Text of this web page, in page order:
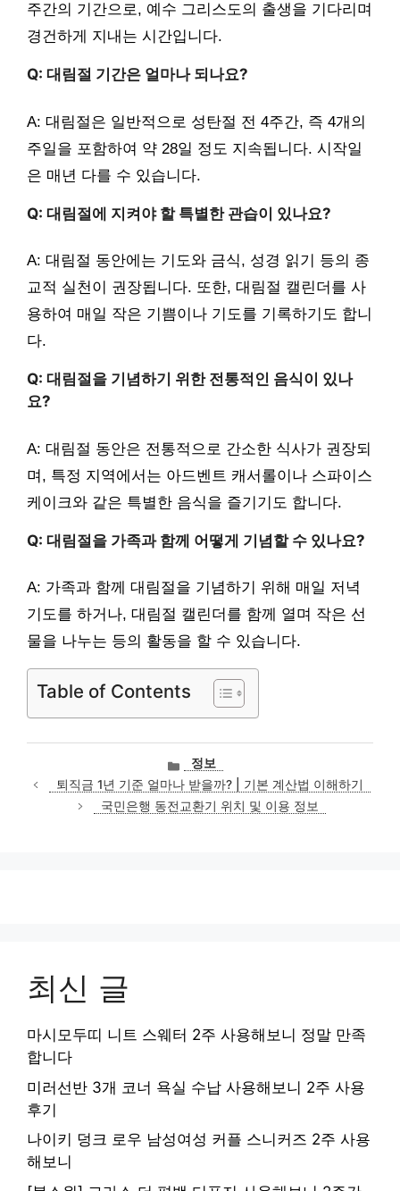
주간의 기간으로, 예수 그리스도의 출생을 기다리며
경건하게 지내는 시간입니다.
Q: 대림절 기간은 얼마나 되나요?
A: 대림절은 일반적으로 성탄절 전 4주간, 즉 4개의
주일을 포함하여 약 28일 정도 지속됩니다. 시작일
은 매년 다를 수 있습니다.
Q: 대림절에 지켜야 할 특별한 관습이 있나요?
A: 대림절 동안에는 기도와 금식, 성경 읽기 등의 종
교적 실천이 권장됩니다. 또한, 대림절 캘린더를 사
용하여 매일 작은 기쁨이나 기도를 기록하기도 합니
다.
Q: 대림절을 기념하기 위한 전통적인 음식이 있나
요?
A: 대림절 동안은 전통적으로 간소한 식사가 권장되
며, 특정 지역에서는 아드벤트 캐서롤이나 스파이스
케이크와 같은 특별한 음식을 즐기기도 합니다.
Q: 대림절을 가족과 함께 어떻게 기념할 수 있나요?
A: 가족과 함께 대림절을 기념하기 위해 매일 저녁
기도를 하거나, 대림절 캘린더를 함께 열며 작은 선
물을 나누는 등의 활동을 할 수 있습니다.
Table of Contents
카
테
고
리
정보
퇴직금 1년 기준 얼마나 받을까? | 기본 계산법 이해하기
국민은행 동전교환기 위치 및 이용 정보
최신 글
마시모두띠 니트 스웨터 2주 사용해보니 정말 만족
합니다
미러선반 3개 코너 욕실 수납 사용해보니 2주 사용
후기
나이키 덩크 로우 남성여성 커플 스니커즈 2주 사용
해보니